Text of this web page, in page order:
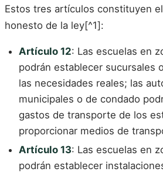
Estos tres artículos constituyen
honesto de la ley[^1]:
Artículo 12: Las escuelas en
podrán establecer sucursales
las necesidades reales; las
municipales o de condado
gastos de transporte de los
proporcionar medios de
Artículo 13: Las escuelas en
podrán establecer